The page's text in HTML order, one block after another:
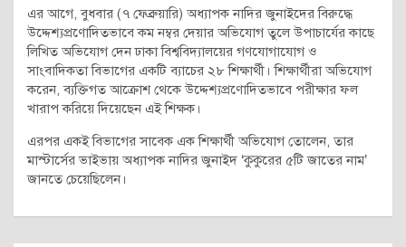
এর আগে, বুধবার (৭ ফেব্রুয়ারি) অধ্যাপক নাদির জুনাইদের বিরুদ্ধে
উদ্দেশ্যপ্রণোদিতভাবে কম নম্বর দেয়ার অভিযোগ তুলে উপাচার্যের কাছে
লিখিত অভিযোগ দেন ঢাকা বিশ্ববিদ্যালয়ের গণযোগাযোগ ও
সাংবাদিকতা বিভাগের একটি ব্যাচের ২৮ শিক্ষার্থী। শিক্ষার্থীরা অভিযোগ
করেন, ব্যক্তিগত আক্রোশ থেকে উদ্দেশ্যপ্রণোদিতভাবে পরীক্ষার ফল
খারাপ করিয়ে দিয়েছেন এই শিক্ষক।
এরপর একই বিভাগের সাবেক এক শিক্ষার্থী অভিযোগ তোলেন, তার
মাস্টার্সের ভাইভায় অধ্যাপক নাদির জুনাইদ ‘কুকুরের ৫টি জাতের নাম’
জানতে চেয়েছিলেন।